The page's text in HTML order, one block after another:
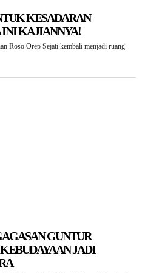
KESADARAN
INI KAJIANNYA!
Roso Orep Sejati kembali menjadi ruang
GUNTUR
JADI